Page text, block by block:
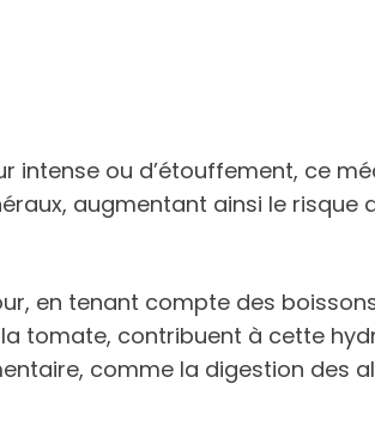
intense ou d’étouffement, ce
augmentant ainsi le risque
en tenant compte des
tomate, contribuent à cette
comme la digestion des